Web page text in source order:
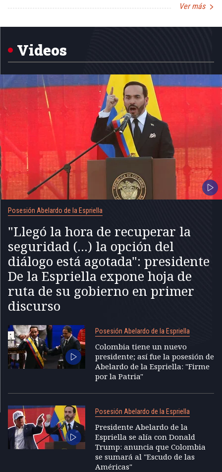
Ver más
Videos
Posesión Abelardo de la Espriella
"Llegó la hora de recuperar la
seguridad (...) la opción del
diálogo está agotada": presidente
De la Espriella expone hoja de
ruta de su gobierno en primer
discurso
Posesión Abelardo de la Espriella
Colombia tiene un nuevo
presidente; así fue la posesión de
Abelardo de la Espriella: "Firme
por la Patria"
Posesión Abelardo de la Espriella
Presidente Abelardo de la
Espriella se alía con Donald
Trump: anuncia que Colombia
se sumará al "Escudo de las
Américas"